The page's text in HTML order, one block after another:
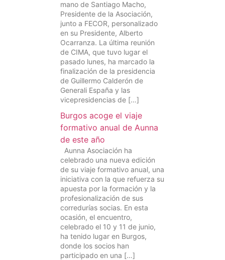
mano de Santiago Macho,
Presidente de la Asociación,
junto a FECOR, personalizado
en su Presidente, Alberto
Ocarranza. La última reunión
de CIMA, que tuvo lugar el
pasado lunes, ha marcado la
finalización de la presidencia
de Guillermo Calderón de
Generali España y las
vicepresidencias de […]
Burgos acoge el viaje
formativo anual de Aunna
de este año
Aunna Asociación ha
celebrado una nueva edición
de su viaje formativo anual, una
iniciativa con la que refuerza su
apuesta por la formación y la
profesionalización de sus
corredurías socias. En esta
ocasión, el encuentro,
celebrado el 10 y 11 de junio,
ha tenido lugar en Burgos,
donde los socios han
participado en una […]